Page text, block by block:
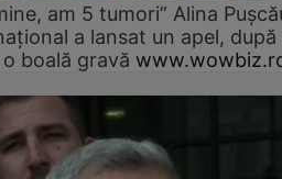
am 5 tumori” Alina
a lansat un apel, după
boală gravă